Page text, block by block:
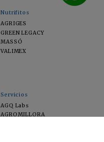
Nutrifitos
AGRIGES
GREEN LEGACY
MASSÓ
VALIMEX
Servicios
AGQ Labs
AGROMILLORA